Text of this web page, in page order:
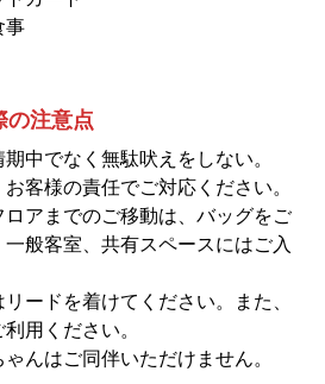
期中でなく無駄吠えをしない。
客様の責任でご対応ください。
アまでのご移動は、バッグをご
一般客室、共有スペースにはご入
ードを着けてください。また、
利用ください。
んはご同伴いただけません。